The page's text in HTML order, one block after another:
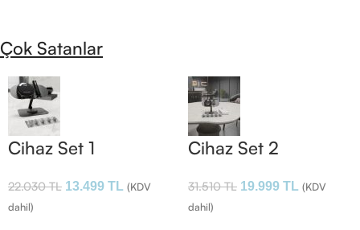
Çok Satanlar
Cihaz Set 1
22.030TL 13.499 TL (KDV
dahil)
Cihaz Set 2
31.510TL 19.999 TL (KDV
dahil)